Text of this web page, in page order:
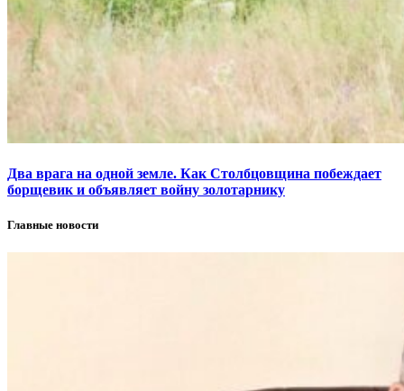
Два врага на одной земле. Как Столбцовщина побеждает
борщевик и объявляет войну золотарнику
Главные новости